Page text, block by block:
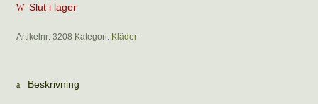
Slut i lager
Artikelnr: 3208 Kategori: Kläder
Beskrivning